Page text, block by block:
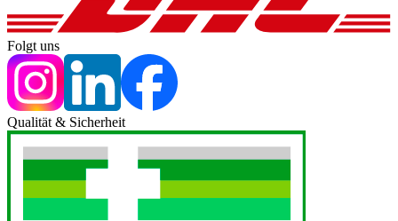
Folgt uns
Qualität & Sicherheit